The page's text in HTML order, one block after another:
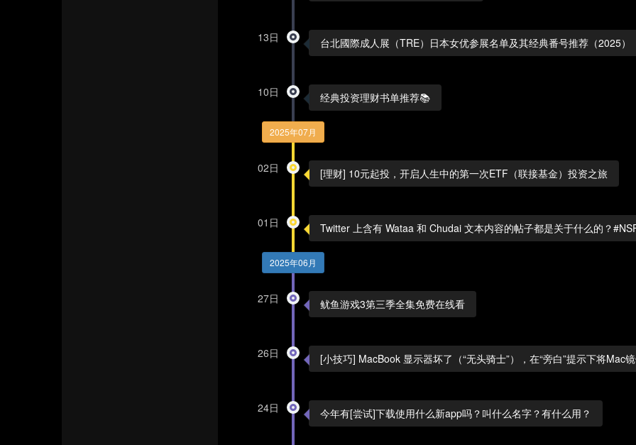
13日 台北國際成人展（TRE）日本女优参展名单及其经典番号推荐（2025）
10日 经典投资理财书单推荐📚
2025年07月
02日 [理财] 10元起投，开启人生中的第一次ETF（联接基金）投资之旅
01日 Twitter 上含有 Wataa 和 Chudai 文本内容的帖子都是关于什么的？
2025年06月
27日 鱿鱼游戏3第三季全集免费在线看
26日 [小技巧] MacBook 显示器坏了（“无头骑士”），在“旁白”提示下将Mac
24日 今年有[尝试]下载使用什么新app吗？叫什么名字？有什么用？